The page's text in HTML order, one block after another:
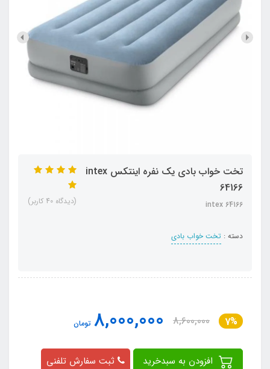
تخت خواب بادی یک نفره اینتکس intex
64166
intex 64166
دسته : تخت خواب بادی
(دیدگاه 40 کاربر)
7%
8,600,000
8,000,000 تومان
ثبت سفارش تلفنی